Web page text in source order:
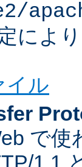
によ
イル
で
1.1